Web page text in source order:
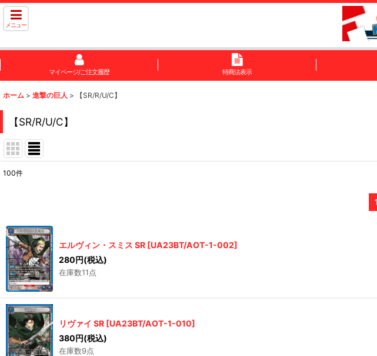
メニュー
マイページ/ご注文履歴 特商法表示
ホーム > 進撃の巨人 > 【SR/R/U/C】
【SR/R/U/C】
並び順:
100件
エルヴィン・スミス SR [UA23BT/AOT-1-002]
280円(税込)
在庫数11点
リヴァイ SR [UA23BT/AOT-1-010]
380円(税込)
在庫数9点